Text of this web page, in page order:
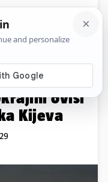
Komentari
ovisi
Kijeva